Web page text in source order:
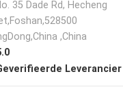
35 Dade Rd, Hecheng
,China
Leverancier